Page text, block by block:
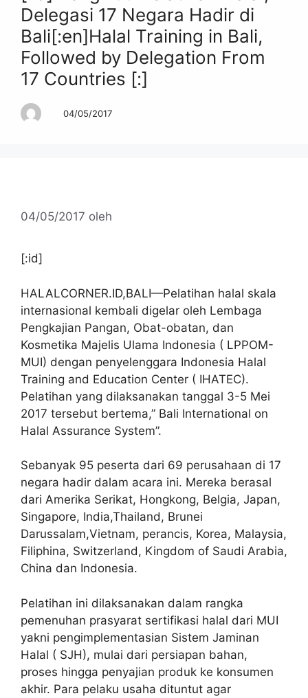
Delegasi 17 Negara Hadir di
Bali[:en]Halal Training in Bali,
Followed by Delegation From
17 Countries [:]
04/05/2017
04/05/2017 oleh
[:id]
HALALCORNER.ID,BALI—Pelatihan halal skala
internasional kembali digelar oleh Lembaga
Pengkajian Pangan, Obat-obatan, dan
Kosmetika Majelis Ulama Indonesia ( LPPOM-
MUI) dengan penyelenggara Indonesia Halal
Training and Education Center ( IHATEC).
Pelatihan yang dilaksanakan tanggal 3-5 Mei
2017 tersebut bertema,” Bali International on
Halal Assurance System”.
Sebanyak 95 peserta dari 69 perusahaan di 17
negara hadir dalam acara ini. Mereka berasal
dari Amerika Serikat, Hongkong, Belgia, Japan,
Singapore, India,Thailand, Brunei
Darussalam,Vietnam, perancis, Korea, Malaysia,
Filiphina, Switzerland, Kingdom of Saudi Arabia,
China dan Indonesia.
Pelatihan ini dilaksanakan dalam rangka
pemenuhan prasyarat sertifikasi halal dari MUI
yakni pengimplementasian Sistem Jaminan
Halal ( SJH), mulai dari persiapan bahan,
proses hingga penyajian produk ke konsumen
akhir. Para pelaku usaha dituntut agar